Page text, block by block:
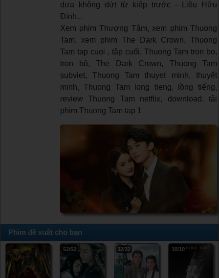
dưa không dứt từ kiếp trước - Liêu Hữu
Đình...
Xem phim Thượng Tâm, xem phim Thuong
Tam, xem phim The Dark Crown, Thuong
Tam tap cuoi , tập cuối, Thuong Tam tron bo,
trọn bộ, The Dark Crown, Thuong Tam
subviet, Thuong Tam thuyet minh, thuyết
minh, Thuong Tam long tieng, lồng tiếng,
review Thuong Tam netflix, download, tải
phim Thuong Tam tap 1
Phim đề xuất cho bạn
52/52 32/32 10/10